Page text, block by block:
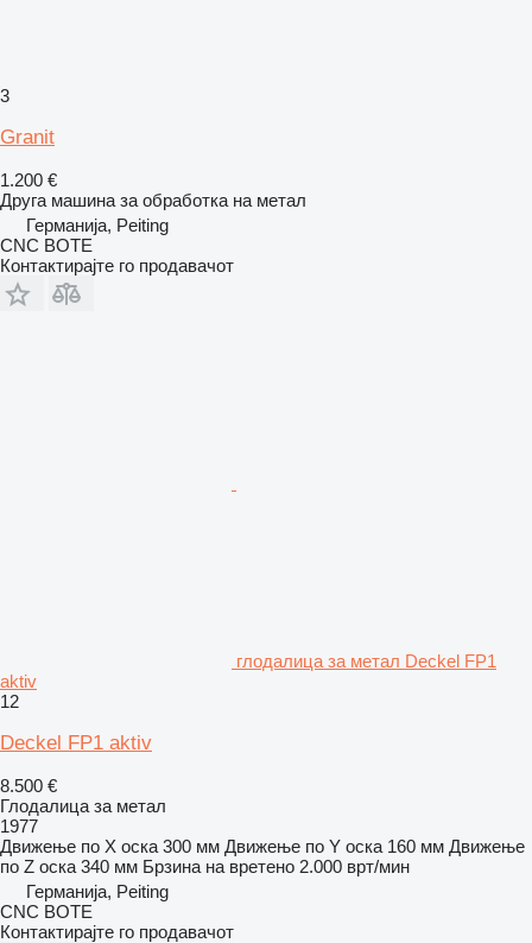
3
Granit
1.200 €
Друга машина за обработка на метал
Германија, Peiting
CNC BOTE
Контактирајте го продавачот
глодалица за метал Deckel FP1
aktiv
12
Deckel FP1 aktiv
8.500 €
Глодалица за метал
1977
Движење по Х оска 300 мм Движење по Y оска 160 мм Движење
по Z оска 340 мм Брзина на вретено 2.000 врт/мин
Германија, Peiting
CNC BOTE
Контактирајте го продавачот